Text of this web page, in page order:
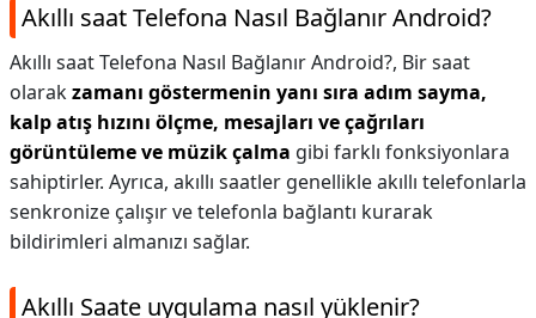
Akıllı saat Telefona Nasıl Bağlanır Android?
Akıllı saat Telefona Nasıl Bağlanır Android?, Bir saat
olarakzamanı göstermenin yanı sıra adım sayma,
kalp atış hızını ölçme, mesajları ve çağrıları
görüntüleme ve müzik çalma gibi farklı fonksiyonlara
sahiptirler. Ayrıca, akıllı saatler genellikle akıllı telefonlarla
senkronize çalışır ve telefonla bağlantı kurarak
bildirimleri almanızı sağlar.
Akıllı Saate uygulama nasıl yüklenir?